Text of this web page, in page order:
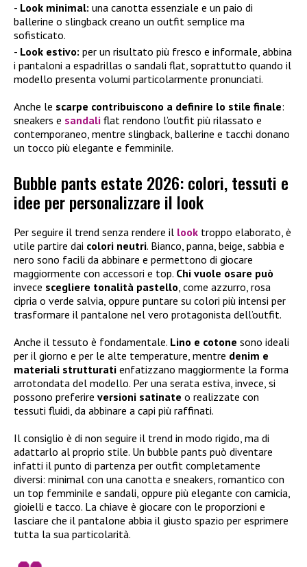
Look minimal: una canotta essenziale e un paio di
ballerine o slingback creano un outfit semplice ma
sofisticato.
Look estivo: per un risultato più fresco e informale, abbina
i pantaloni a espadrillas o sandali flat, soprattutto quando il
modello presenta volumi particolarmente pronunciati.
Anche le scarpe contribuiscono a definire lo stile finale:
sneakers e sandali flat rendono l’outfit più rilassato e
contemporaneo, mentre slingback, ballerine e tacchi donano
un tocco più elegante e femminile.
Bubble pants estate 2026: colori, tessuti e
idee per personalizzare il look
Per seguire il trend senza rendere il look troppo elaborato, è
utile partire dai colori neutri. Bianco, panna, beige, sabbia e
nero sono facili da abbinare e permettono di giocare
maggiormente con accessori e top. Chi vuole osare può
invece scegliere tonalità pastello , come azzurro, rosa
cipria o verde salvia, oppure puntare su colori più intensi per
trasformare il pantalone nel vero protagonista dell’outfit.
Anche il tessuto è fondamentale. Lino e cotone sono ideali
per il giorno e per le alte temperature, mentre denim e
materiali strutturati enfatizzano maggiormente la forma
arrotondata del modello. Per una serata estiva, invece, si
possono preferire versioni satinate o realizzate con
tessuti fluidi, da abbinare a capi più raffinati.
Il consiglio è di non seguire il trend in modo rigido, ma di
adattarlo al proprio stile. Un bubble pants può diventare
infatti il punto di partenza per outfit completamente
diversi: minimal con una canotta e sneakers, romantico con
un top femminile e sandali, oppure più elegante con camicia,
gioielli e tacco. La chiave è giocare con le proporzioni e
lasciare che il pantalone abbia il giusto spazio per esprimere
tutta la sua particolarità.